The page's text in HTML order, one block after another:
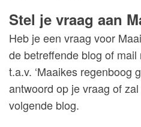
Stel je vraag aan
Heb je een vraag voor
de betreffende blog of
t.a.v. ‘Maaikes regenboog
antwoord op je vraag of
volgende blog.